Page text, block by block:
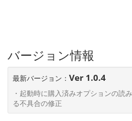
バージョン情報
最新バージョン： Ver 1.0.4
・起動時に購入済みオプションの読
る不具合の修正